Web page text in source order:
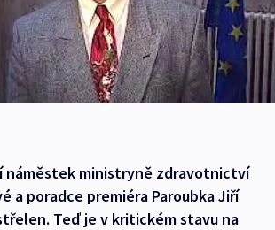
náměstek ministryně zdravotnictví
a poradce premiéra Paroubka Jiří
Teď je v kritickém stavu na